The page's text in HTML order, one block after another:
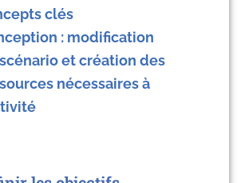
clés
: modification
et création des
nécessaires à